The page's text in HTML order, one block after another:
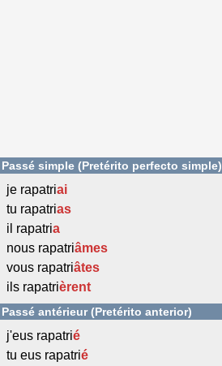
Passé simple (Pretérito perfecto simple)
je rapatriai
tu rapatrias
il rapatria
nous rapatriâmes
vous rapatriâtes
ils rapatrièrent
Passé antérieur (Pretérito anterior)
j'eus rapatrié
tu eus rapatrié